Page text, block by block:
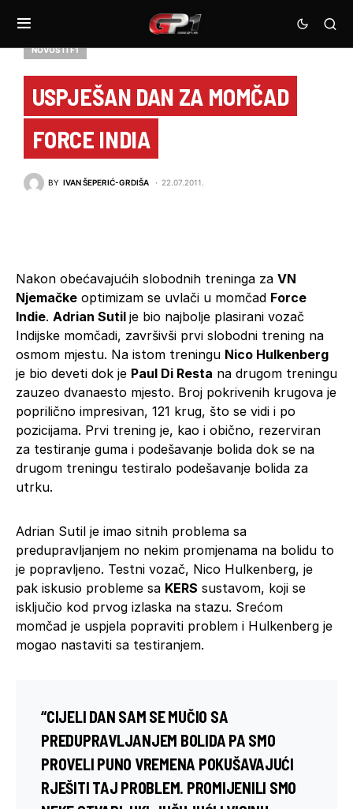
NOVOSTI F1
USPJEŠAN DAN ZA MOMČAD
FORCE INDIA
BY IVAN ŠEPERIĆ-GRDIŠA 22.07.2011.
Nakon obećavajućih slobodnih treninga za VN
Njemačke optimizam se uvlači u momčad Force
Indie. Adrian Sutil je bio najbolje plasirani vozač
Indijske momčadi, završivši prvi slobodni trening na
osmom mjestu. Na istom treningu Nico Hulkenberg
je bio deveti dok je Paul Di Resta na drugom treningu
zauzeo dvanaesto mjesto. Broj pokrivenih krugova je
poprilično impresivan, 121 krug, što se vidi i po
pozicijama. Prvi trening je, kao i obično, rezerviran
za testiranje guma i podešavanje bolida dok se na
drugom treningu testiralo podešavanje bolida za
utrku.
Adrian Sutil je imao sitnih problema sa
predupravljanjem no nekim promjenama na bolidu to
je popravljeno. Testni vozač, Nico Hulkenberg, je
pak iskusio probleme sa KERS sustavom, koji se
isključio kod prvog izlaska na stazu. Srećom
momčad je uspjela popraviti problem i Hulkenberg je
mogao nastaviti sa testiranjem.
“CIJELI DAN SAM SE MUČIO SA
PREDUPRAVLJANJEM BOLIDA PA SMO
PROVELI PUNO VREMENA POKUŠAVAJUĆI
RJEŠITI TAJ PROBLEM. PROMIJENILI SMO